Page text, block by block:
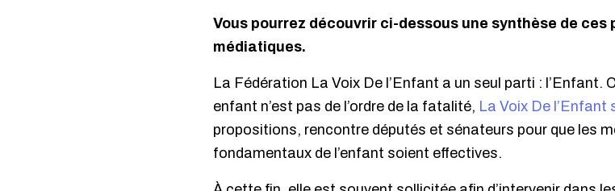
Vous pourrez découvrir ci-dessous une synthèse de
médiatiques.
La Fédération La Voix De l’Enfant a un seul parti : l’Enfant.
enfant n’est pas de l’ordre de la fatalité, La Voix De
propositions, rencontre députés et sénateurs pour que les
fondamentaux de l’enfant soient effectives.